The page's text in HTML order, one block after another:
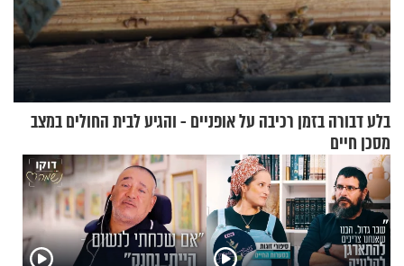
בלע דבורה בזמן רכיבה על אופניים - והגיע לבית החולים במצב
מסכן חיים